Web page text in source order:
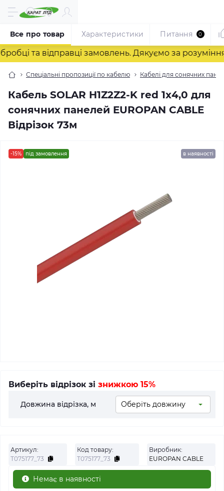
та відправці замовлень. Дякуємо за розуміння! ❤️
Спеціальні пропозиції по кабелю Кабелі для сонячних
Кабель SOLAR H1Z2Z2-K red 1х4,0 для
сонячних панелей EUROPAN CABLE
Відрізок 73м
Все про товар Характеристики Питання 0
-15% під замовлення в наявності
Виберіть відрізок зі знижкою 15%
Довжина відрізка, м
Артикул:
Т075177_73
Код товару:
Т075177_73
Виробник:
EUROPAN CABLE
Немає в наявності